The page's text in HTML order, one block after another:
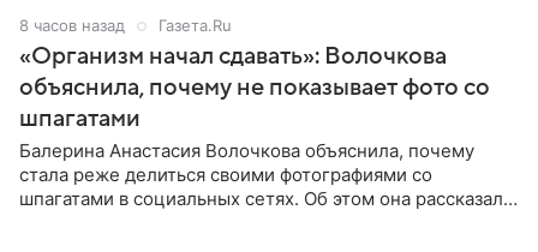
8 часов назад Газета.Ru
«Организм начал сдавать»: Волочкова
объяснила, почему не показывает фото со
шпагатами
Балерина Анастасия Волочкова объяснила, почему
стала реже делиться своими фотографиями со
шпагатами в социальных сетях. Об этом она рассказала